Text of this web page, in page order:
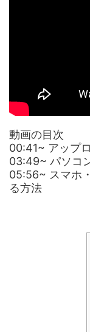
動画の目次
00:41~ アップ
03:49~ パソコ
05:56~ スマホ・
る方法